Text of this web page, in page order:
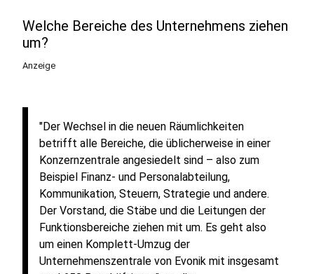
Welche Bereiche des Unternehmens ziehen
um?
Anzeige
"Der Wechsel in die neuen Räumlichkeiten
betrifft alle Bereiche, die üblicherweise in einer
Konzernzentrale angesiedelt sind – also zum
Beispiel Finanz- und Personalabteilung,
Kommunikation, Steuern, Strategie und andere.
Der Vorstand, die Stäbe und die Leitungen der
Funktionsbereiche ziehen mit um. Es geht also
um einen Komplett-Umzug der
Unternehmenszentrale von Evonik mit insgesamt